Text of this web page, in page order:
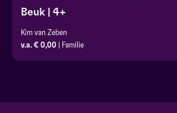
Beuk | 4+
Kim van Zeben
v.a. € 0,00 | Familie